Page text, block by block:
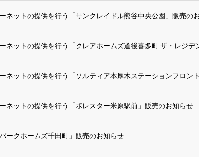
ネットの提供を行う「サンクレイドル熊谷中央公園」販売の
ネットの提供を行う「クレアホームズ道後喜多町 ザ・レジデ
ネットの提供を行う「ソルティア本厚木ステーションフロン
ネットの提供を行う「ポレスター米原駅前」販売のお知らせ
ークホームズ千田町」販売のお知らせ